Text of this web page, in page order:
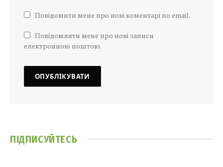
Повідомити мене про нові коментарі по email.
Повідомляти мене про нові записи
електронною поштою.
ПІДПИСУЙТЕСЬ